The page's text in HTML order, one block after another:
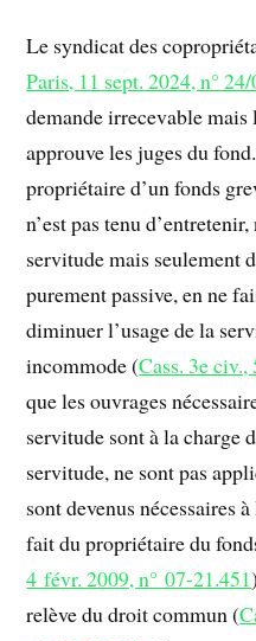
Le syndicat des
Paris, 11 sept. 2024, n°
demande irrecevable mais
approuve les juges du
propriétaire d’un fonds
n’est pas tenu
servitude mais seulement
purement passive, en ne
diminuer l’usage de la
incommode (Cass. 3e
que les ouvrages
servitude sont à la charge
servitude, ne sont pas
sont devenus nécessaires
fait du propriétaire du
4 févr. 2009, n° 07-21.451
relève du droit commun (